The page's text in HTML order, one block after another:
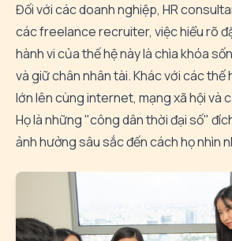
Đối với các doanh nghiệp, HR
các freelance recruiter, việc hiểu rõ
hành vi của thế hệ này là chìa khóa
và giữ chân nhân tài. Khác với các thế
lớn lên cùng internet, mạng xã hội và
Họ là những "công dân thời đại số"
ảnh hưởng sâu sắc đến cách họ nhìn